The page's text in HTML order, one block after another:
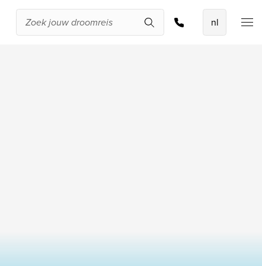
De beste
Offerte aanvragen